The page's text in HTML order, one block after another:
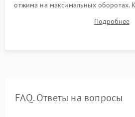
отжима на максимальных оборотах.
корректности слива, отсутствия
посторонних стуков иПодробнее
FAQ. Ответы на вопросы